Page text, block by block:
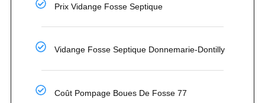
Prix Vidange Fosse Septique
Vidange Fosse Septique Donnemarie-Dontilly
Coût Pompage Boues De Fosse 77